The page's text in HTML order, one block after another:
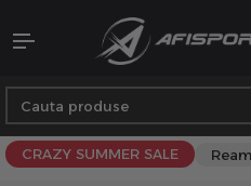
CRAZY SUMMER SALE